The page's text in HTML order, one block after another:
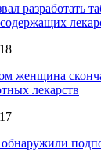
разработать
женщина
лекарств